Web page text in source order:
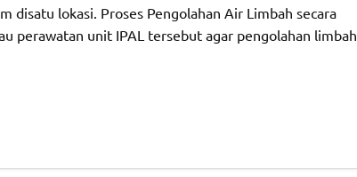
disatu lokasi. Proses Pengolahan Air Limbah secara
perawatan unit IPAL tersebut agar pengolahan limbah